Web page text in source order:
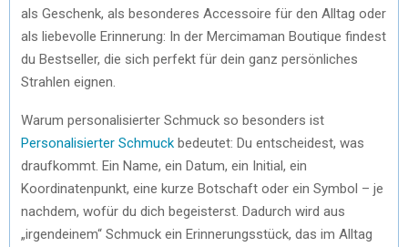
als Geschenk, als besonderes Accessoire für den Alltag oder
als liebevolle Erinnerung: In der Mercimaman Boutique findest
du Bestseller, die sich perfekt für dein ganz persönliches
Strahlen eignen.
Warum personalisierter Schmuck so besonders ist
Personalisierter Schmuck bedeutet: Du entscheidest, was
draufkommt. Ein Name, ein Datum, ein Initial, ein
Koordinatenpunkt, eine kurze Botschaft oder ein Symbol – je
nachdem, wofür du dich begeisterst. Dadurch wird aus
„irgendeinem“ Schmuck ein Erinnerungsstück, das im Alltag